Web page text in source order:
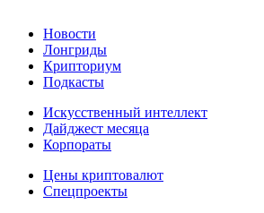
Новости
Лонгриды
Крипториум
Подкасты
Искусственный интеллект
Дайджест месяца
Корпораты
Цены криптовалют
Спецпроекты